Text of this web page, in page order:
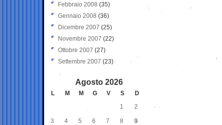
Febbraio 2008 (35)
Gennaio 2008 (36)
Dicembre 2007 (25)
Novembre 2007 (22)
Ottobre 2007 (27)
Settembre 2007 (23)
Agosto 2026
L M M G V S
D
1
2
3 4 5 6 7 8 9